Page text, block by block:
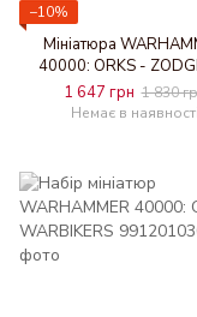
−10%
Мініатюра
40000: ORKS -
WORTSNAGGA
1 647 грн 1 830
Немає в наявності